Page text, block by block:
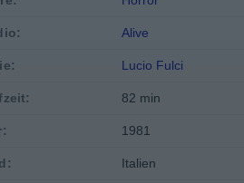
Alive
Lucio Fulci
82 min
1981
Italien